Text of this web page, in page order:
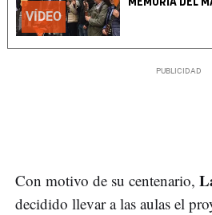
VÍDEO
Con motivo de su centenario,
decidido llevar a las aulas el